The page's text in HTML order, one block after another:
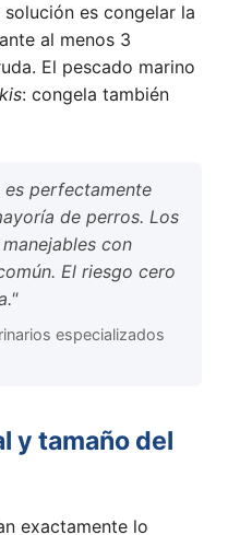
solución es congelar la
al menos 3
El pescado marino
: congela también
es perfectamente
de perros. Los
con
El riesgo cero
especializados
y tamaño del
exactamente lo